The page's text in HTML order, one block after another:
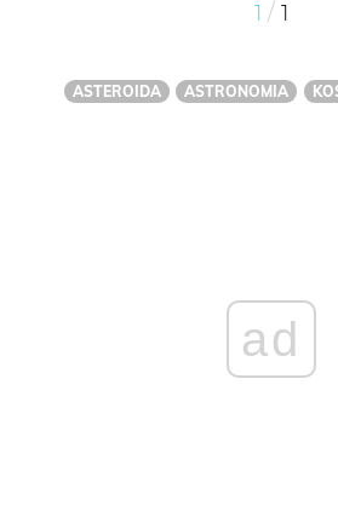
1 / 1
ASTEROIDA ASTRONOMIA
ad